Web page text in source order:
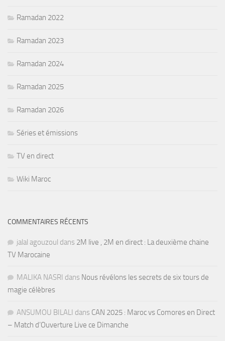
Ramadan 2022
Ramadan 2023
Ramadan 2024
Ramadan 2025
Ramadan 2026
Séries et émissions
TV en direct
Wiki Maroc
COMMENTAIRES RÉCENTS
jalal agouzoul dans 2M live , 2M en direct : La deuxième chaine
TV Marocaine
MALIKA NASRI dans Nous révélons les secrets de six tours de
magie célèbres
ANSUMOU BILALI dans CAN 2025 : Maroc vs Comores en Direct
– Match d’Ouverture Live ce Dimanche